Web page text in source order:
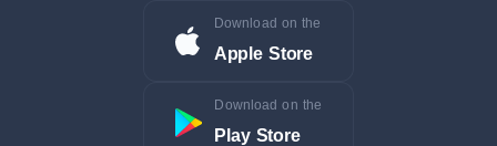
Download on the
Apple Store
Download on the
Play Store